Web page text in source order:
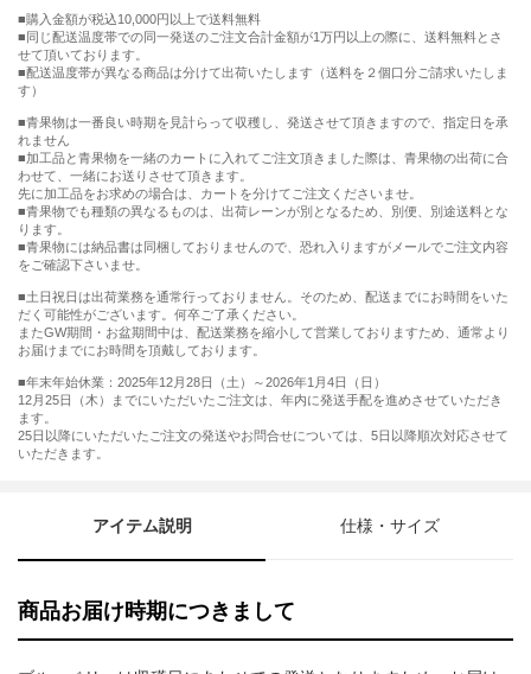
購入金額が税込10,000円以上で送料無料
同じ配送温度帯での同一発送のご注文合計金額が1万円以上の際に、送料無料とさ
せて頂いております。
■配送温度帯が異なる商品は分けて出荷いたします（送料を２個口分ご請求いたしま
す）
■青果物は一番良い時期を見計らって収穫し、発送させて頂きますので、指定日を承
れません
■加工品と青果物を一緒のカートに入れてご注文頂きました際は、青果物の出荷に合
わせて、一緒にお送りさせて頂きます。
先に加工品をお求めの場合は、カートを分けてご注文くださいませ。
■青果物でも種類の異なるものは、出荷レーンが別となるため、別便、別途送料とな
ります。
■青果物には納品書は同梱しておりませんので、恐れ入りますがメールでご注文内容
をご確認下さいませ。
■土日祝日は出荷業務を通常行っておりません。そのため、配送までにお時間をいた
だく可能性がございます。何卒ご了承ください。
またGW期間・お盆期間中は、配送業務を縮小して営業しておりますため、通常より
お届けまでにお時間を頂戴しております。
■年末年始休業：2025年12月28日（土）～2026年1月4日（日）
12月25日（木）までにいただいたご注文は、年内に発送手配を進めさせていただき
ます。
25日以降にいただいたご注文の発送やお問合せについては、5日以降順次対応させて
いただきます。
アイテム説明 仕様・サイズ
商品お届け時期につきまして